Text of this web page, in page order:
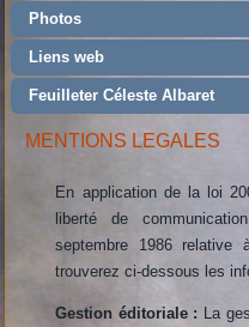
Photos
Liens web
Feuilleter Céleste Albaret
MENTIONS LEGALES
En application de la loi
liberté de
septembre 1986 relative
trouverez ci-dessous les
Gestion éditoriale : La